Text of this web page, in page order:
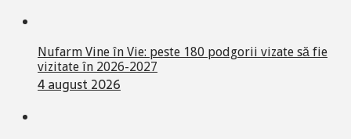
Nufarm Vine în Vie: peste 180 podgorii vizate să fie
vizitate în 2026-2027
4 august 2026